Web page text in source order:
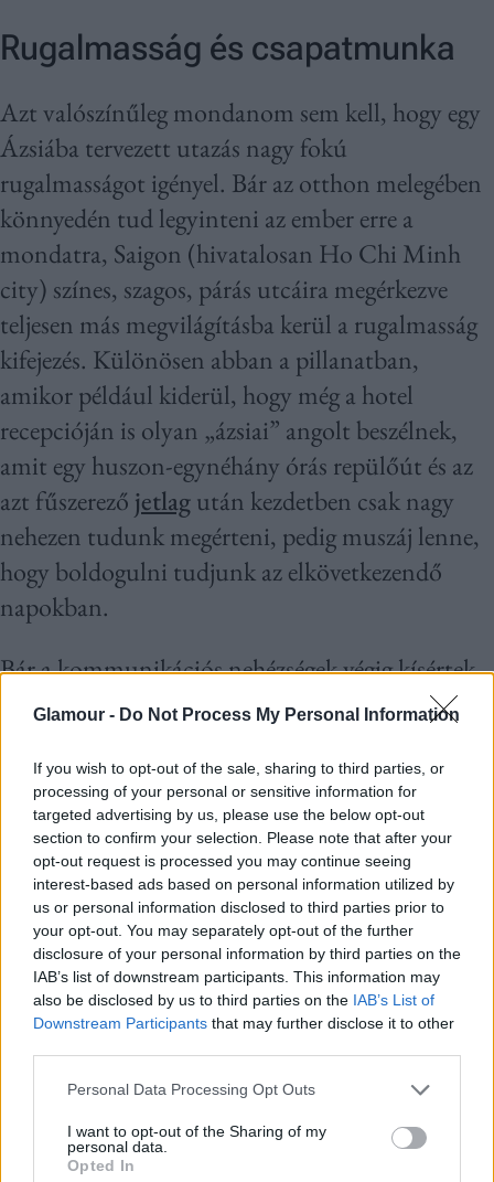
Glamour - Do Not Process My Personal Information
If you wish to opt-out of the sale, sharing to third parties, or
processing of your personal or sensitive information for
targeted advertising by us, please use the below opt-out
section to confirm your selection. Please note that after your
opt-out request is processed you may continue seeing
interest-based ads based on personal information utilized by
us or personal information disclosed to third parties prior to
your opt-out. You may separately opt-out of the further
disclosure of your personal information by third parties on the
IAB’s list of downstream participants. This information may
also be disclosed by us to third parties on the IAB’s List of
Downstream Participants that may further disclose it to other
Please note that this website/app uses one or more Google
not limited to your visit or usage behaviour. You may click to
grant or deny consent to Google and its third-party tags to
use your data for below specified purposes in below Google
Personal Data Processing Opt Outs
I want to opt-out of the Sharing of my
personal data.
Opted In
Rugalmasság és csapatmunka
Azt valószínűleg mondanom sem kell, hogy egy
Ázsiába tervezett utazás nagy fokú
rugalmasságot igényel. Bár az otthon melegében
könnyedén tud legyinteni az ember erre a
mondatra, Saigon (hivatalosan Ho Chi Minh
city) színes, szagos, párás utcáira megérkezve
teljesen más megvilágításba kerül a rugalmasság
kifejezés. Különösen abban a pillanatban,
amikor például kiderül, hogy még a hotel
recepcióján is olyan „ázsiai” angolt beszélnek,
amit egy huszon-egynéhány órás repülőút és az
azt fűszerező jetlagután kezdetben csak nagy
nehezen tudunk megérteni, pedig muszáj lenne,
hogy boldogulni tudjunk az elkövetkezendő
napokban.
Bár a kommunikációs nehézségek végig kísértek
(kísértettek?) minket az úton (a vietnámiak nagy
mégis, az általában egy betanult szöveg a
turistalátványosságok környékén), egy-két nap
után ráéreztünk a helyiekkel történő beszélgetés
ízére. Míg én a régimódi activity-hez
folyamodtam a piacok forgatagában, és
általában egy széles mosollyal tettem pontot
„mondataim” végére, addig a férjem a Google
Fordító segítségét vette igénybe. A két módszert
egyesítve tökéletesen megértettük magunkat a
helyiekkel, akik nagyra értékelték, hogy
egyáltalán próbálkozunk.